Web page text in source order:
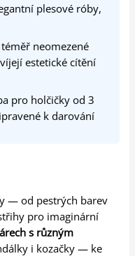
plesové róby,
neomezené
estetické cítění
pro holčičky od 3
k darování
— od pestrých barev
pro imaginární
s různým
i kozačky — ke